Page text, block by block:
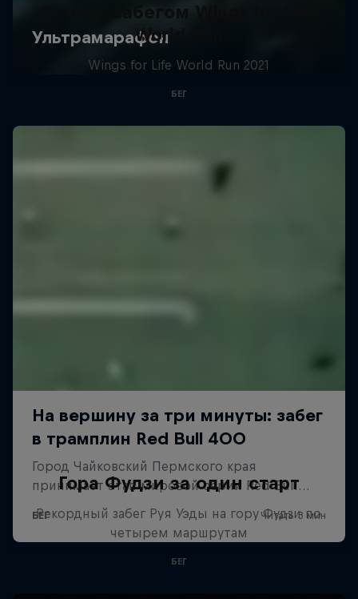
7 лет с забегом Wings for Life
World Run
Wings for Life World Run 2021
БЕГ
Гора Фудзи за один старт
Рекордный забег Руя Уэды на гору Фудзи по
четырем маршрутам
БЕГ